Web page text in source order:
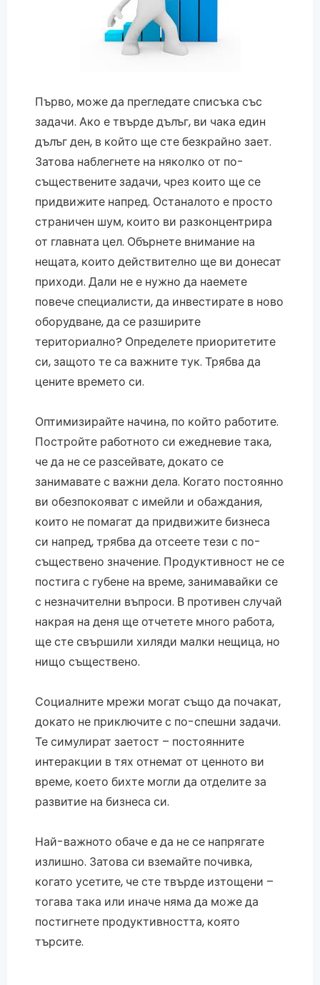
Първо, може да прегледате списъка със
задачи. Ако е твърде дълъг, ви чака един
дълъг ден, в който ще сте безкрайно зает.
Затова наблегнете на няколко от по-
съществените задачи, чрез които ще се
придвижите напред. Останалото е просто
страничен шум, които ви разконцентрира
от главната цел. Обърнете внимание на
нещата, които действително ще ви донесат
приходи. Дали не е нужно да наемете
повече специалисти, да инвестирате в ново
оборудване, да се разширите
териториално? Определете приоритетите
си, защото те са важните тук. Трябва да
цените времето си.
Оптимизирайте начина, по който работите.
Постройте работното си ежедневие така,
че да не се разсейвате, докато се
занимавате с важни дела. Когато постоянно
ви обезпокояват с имейли и обаждания,
които не помагат да придвижите бизнеса
си напред, трябва да отсеете тези с по-
съществено значение. Продуктивност не се
постига с губене на време, занимавайки се
с незначителни въпроси. В противен случай
накрая на деня ще отчетете много работа,
ще сте свършили хиляди малки нещица, но
нищо съществено.
Социалните мрежи могат също да почакат,
докато не приключите с по-спешни задачи.
Те симулират заетост – постоянните
интеракции в тях отнемат от ценното ви
време, което бихте могли да отделите за
развитие на бизнеса си.
Най-важното обаче е да не се напрягате
излишно. Затова си вземайте почивка,
когато усетите, че сте твърде изтощени –
тогава така или иначе няма да може да
постигнете продуктивността, която
търсите.